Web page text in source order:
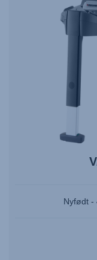
Nyfødt -